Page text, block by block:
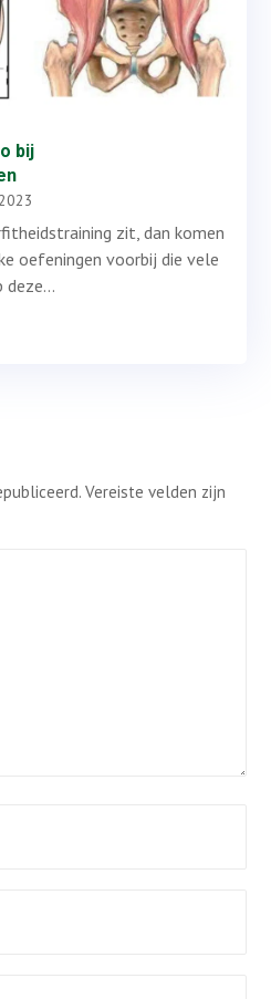
bij
zit, dan komen
oefeningen voorbij die vele
deze...
Vereiste velden zijn